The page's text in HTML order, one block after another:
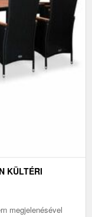
KÜLTÉRI
megjelenésével